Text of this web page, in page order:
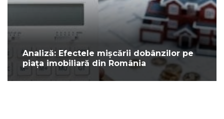
Analiză: Efectele mișcării dobânzilor pe
piața imobiliară din România